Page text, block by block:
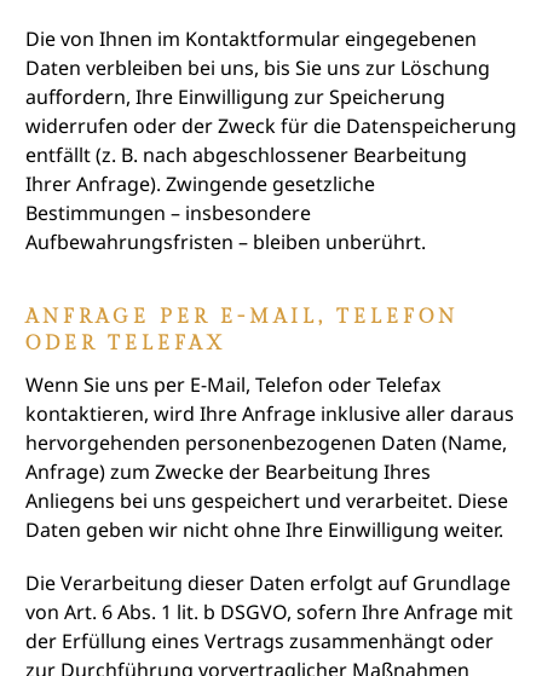
Die von Ihnen im Kontaktformular eingegebenen
Daten verbleiben bei uns, bis Sie uns zur Löschung
auffordern, Ihre Einwilligung zur Speicherung
widerrufen oder der Zweck für die Datenspeicherung
entfällt (z. B. nach abgeschlossener Bearbeitung
Ihrer Anfrage). Zwingende gesetzliche
Bestimmungen – insbesondere
Aufbewahrungsfristen – bleiben unberührt.
ANFRAGE PER E-MAIL, TELEFON
ODER TELEFAX
Wenn Sie uns per E-Mail, Telefon oder Telefax
kontaktieren, wird Ihre Anfrage inklusive aller daraus
hervorgehenden personenbezogenen Daten (Name,
Anfrage) zum Zwecke der Bearbeitung Ihres
Anliegens bei uns gespeichert und verarbeitet. Diese
Daten geben wir nicht ohne Ihre Einwilligung weiter.
Die Verarbeitung dieser Daten erfolgt auf Grundlage
von Art. 6 Abs. 1 lit. b DSGVO, sofern Ihre Anfrage mit
der Erfüllung eines Vertrags zusammenhängt oder
zur Durchführung vorvertraglicher Maßnahmen